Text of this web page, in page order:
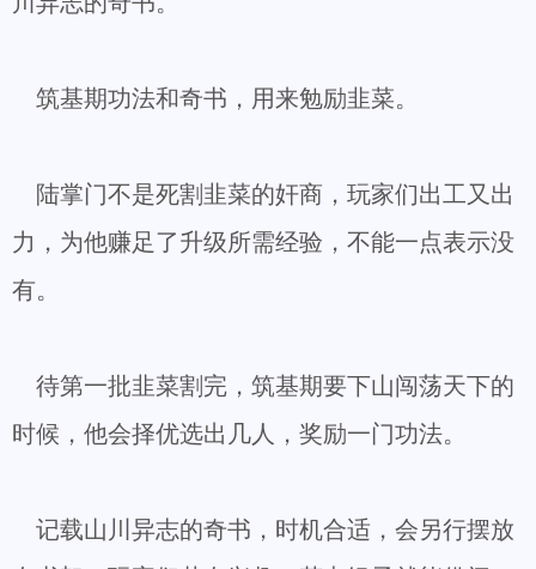
筑基期功法和奇书，用来勉励韭菜。
陆掌门不是死割韭菜的奸商，玩家们出工又出
力，为他赚足了升级所需经验，不能一点表示没
有。
待第一批韭菜割完，筑基期要下山闯荡天下的
时候，他会择优选出几人，奖励一门功法。
记载山川异志的奇书，时机合适，会另行摆放